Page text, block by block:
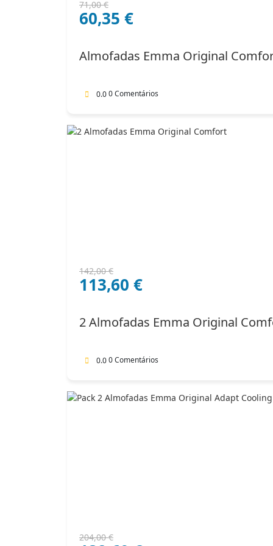
71,00€
O
preço
71,00 €.
60,35 €
O
preço
60,35 €.
Almofadas Emma Original
0.00 Comentários
142,00€
O
preço
142,00 €.
113,60 €
O
preço
113,60 €.
2 Almofadas Emma Original
0.00 Comentários
204,00€
O
O